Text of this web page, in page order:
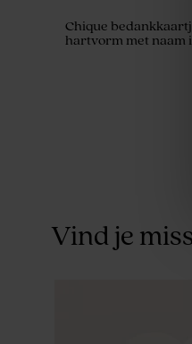
Chique
hartvorm met naam
Vind je